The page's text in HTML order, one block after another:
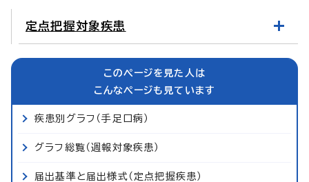
定点把握対象疾患
このページを見た人は
こんなページも見ています
疾患別グラフ（手足口病）
グラフ総覧（週報対象疾患）
届出基準と届出様式（定点把握疾患）